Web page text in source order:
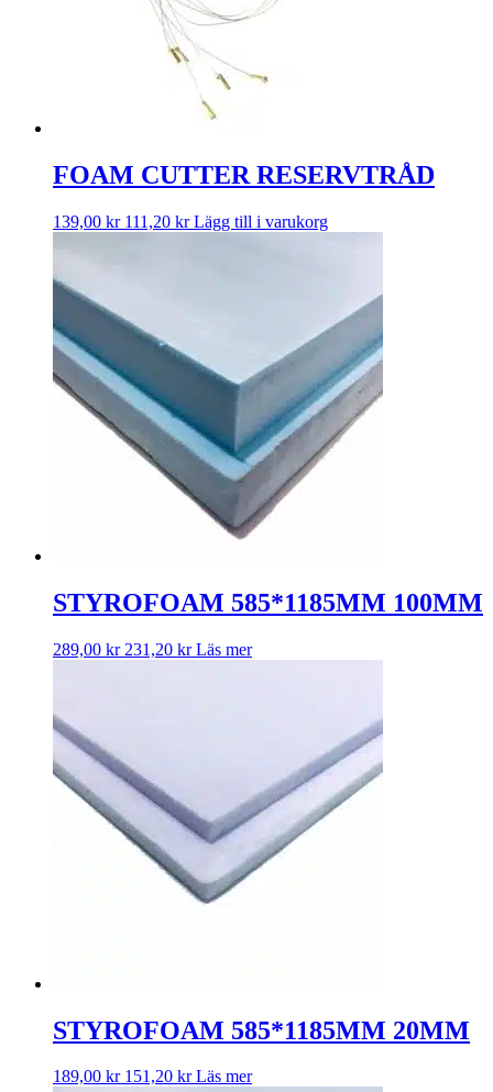
FOAM CUTTER RESERVTRÅD
139,00 kr 111,20 kr Lägg till i varukorg
STYROFOAM 585*1185MM 100MM
289,00 kr 231,20 kr Läs mer
STYROFOAM 585*1185MM 20MM
189,00 kr 151,20 kr Läs mer